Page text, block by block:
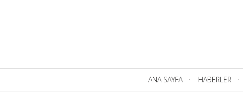
Navigasyon
ANA SAYFA HABERLER